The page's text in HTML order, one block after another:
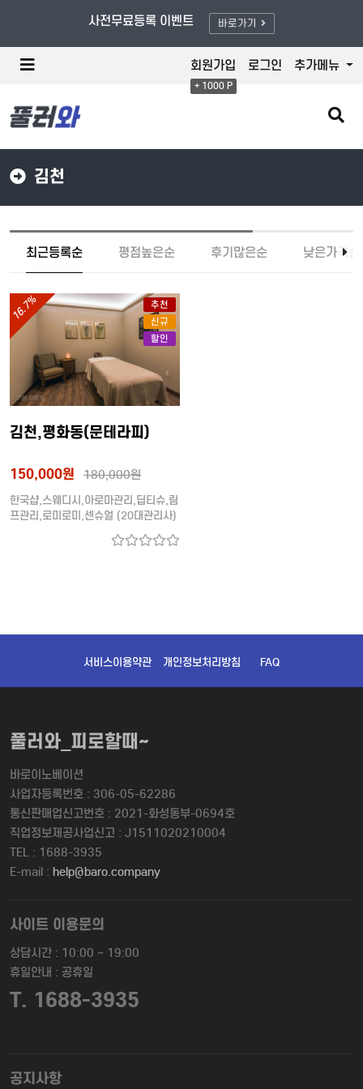
사전무료등록 이벤트 바로가기
풀러와/할인적용 - 최대 80% OFF
메
튼
회원가입
+ 1000 P
로그인 추가메뉴
검
색
버
김천
최근등록순 평점높은순 후기많은순 낮은가격순
추천
신규
할인
16.7%
김천,평화동(문테라피)
150,000원 180,000원
한국샵,스웨디시,아로마관리,딥티슈,림
프관리,로미로미,센슈얼 (20대관리사)
서비스이용약관 개인정보처리방침 FAQ
풀러와_피로할때~
바로이노베이션
사업자등록번호 : 306-05-62286
통신판매업신고번호 : 2021-화성동부-0694호
직업정보제공사업신고 : J1511020210004
TEL : 1688-3935
E-mail : help@baro.company
사이트 이용문의
상담시간 : 10:00 ~ 19:00
휴일안내 : 공휴일
T. 1688-3935
공지사항